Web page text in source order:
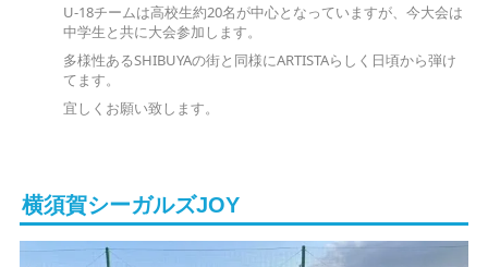
U-18チームは高校生約20名が中心となっていますが、今大会は
中学生と共に大会参加します。
多様性あるSHIBUYAの街と同様にARTISTAらしく日頃から弾け
てます。
宜しくお願い致します。
横須賀シーガルズJOY